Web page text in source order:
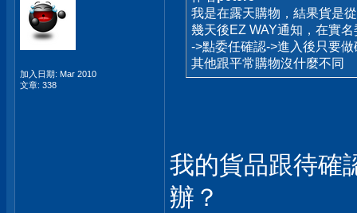
加入日期: Mar 2010
文章: 338
我是在露天購物，結果貨是
幾天後EZ WAY通知，在實名
->點委任確認->進入後只要
其他跟平常購物沒什麼不同
我的貨品跟待確
辦？